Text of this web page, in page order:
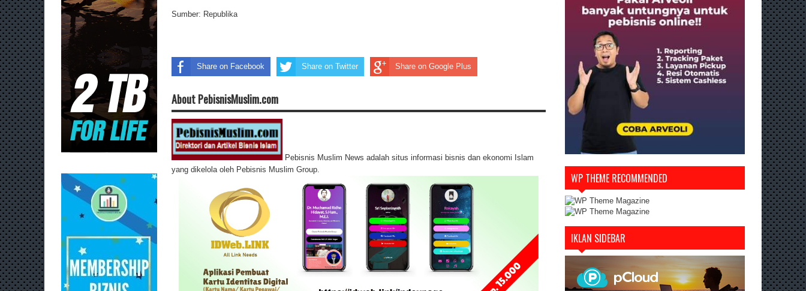
Sumber: Republika
Share on Facebook Share on Twitter Share on Google Plus
About PebisnisMuslim.com
Pebisnis Muslim News adalah situs informasi bisnis dan ekonomi Islam
yang dikelola oleh Pebisnis Muslim Group.
WP THEME RECOMMENDED
IKLAN SIDEBAR